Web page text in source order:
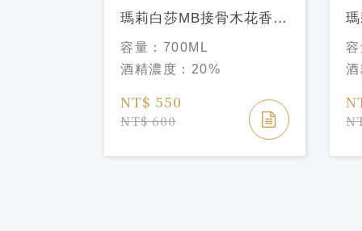
瑪莉白莎MB接骨木花香甜
酒 Marie Brizard
Elderflower Liqueu
容量： 700ML
酒精濃度： 20%
NT$ 550
NT$ 600
容
酒